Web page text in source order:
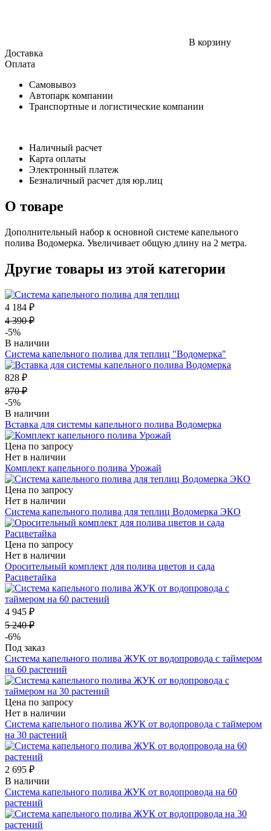
В корзину
Доставка
Оплата
Самовывоз
Автопарк компании
Транспортные и логистические компании
Наличный расчет
Карта оплаты
Электронный платеж
Безналичный расчет для юр.лиц
О товаре
Дополнительный набор к основной системе капельного
полива Водомерка. Увеличивает общую длину на 2 метра.
Другие товары из этой категории
4 184 ₽
4 390 ₽
-5%
В наличии
Система капельного полива для теплиц "Водомерка"
828 ₽
870 ₽
-5%
В наличии
Вставка для системы капельного полива Водомерка
Цена по запросу
Нет в наличии
Комплект капельного полива Урожай
Цена по запросу
Нет в наличии
Система капельного полива для теплиц Водомерка ЭКО
Цена по запросу
Нет в наличии
Оросительный комплект для полива цветов и сада
Расцветайка
4 945 ₽
5 240 ₽
-6%
Под заказ
Система капельного полива ЖУК от водопровода с таймером
на 60 растений
Цена по запросу
Нет в наличии
Система капельного полива ЖУК от водопровода с таймером
на 30 растений
2 695 ₽
В наличии
Система капельного полива ЖУК от водопровода на 60
растений